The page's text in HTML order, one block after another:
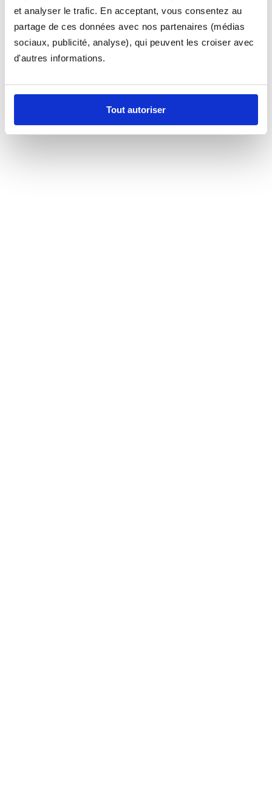
et analyser le trafic. En acceptant, vous consentez au
partage de ces données avec nos partenaires (médias
sociaux, publicité, analyse), qui peuvent les croiser avec
d'autres informations.
Tout autoriser